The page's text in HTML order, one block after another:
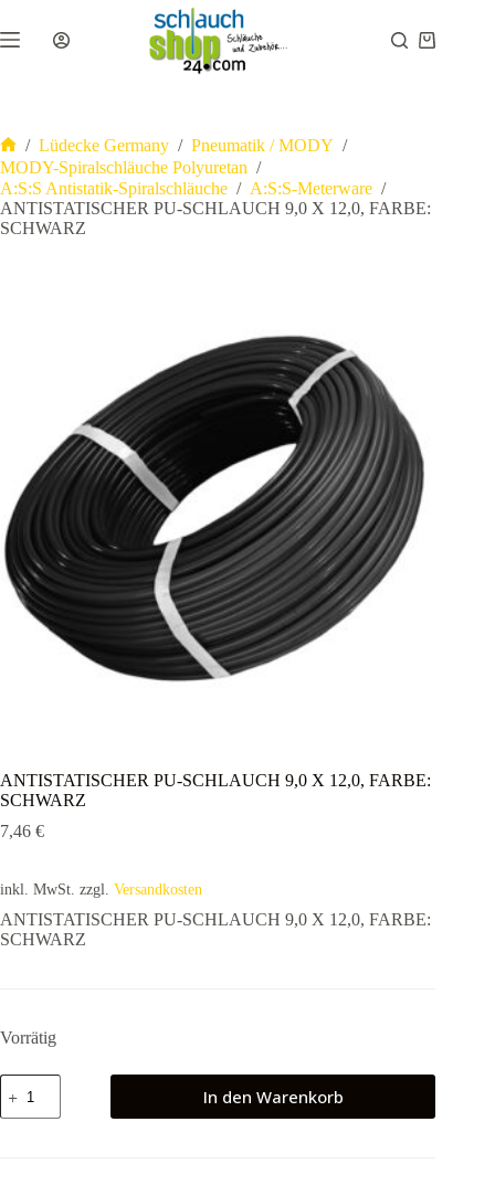
Inhalt
springen
Warenkorb
Start
/ Lüdecke Germany / Pneumatik / MODY /
MODY-Spiralschläuche Polyuretan /
A:S:S Antistatik-Spiralschläuche / A:S:S-Meterware /
ANTISTATISCHER PU-SCHLAUCH 9,0 X 12,0, FARBE:
SCHWARZ
ANTISTATISCHER PU-SCHLAUCH 9,0 X 12,0, FARBE:
SCHWARZ
7,46 €
inkl. MwSt. zzgl. Versandkosten
ANTISTATISCHER PU-SCHLAUCH 9,0 X 12,0, FARBE:
SCHWARZ
Vorrätig
ANTISTATISCHER
PU-
SCHLAUCH
In den Warenkorb